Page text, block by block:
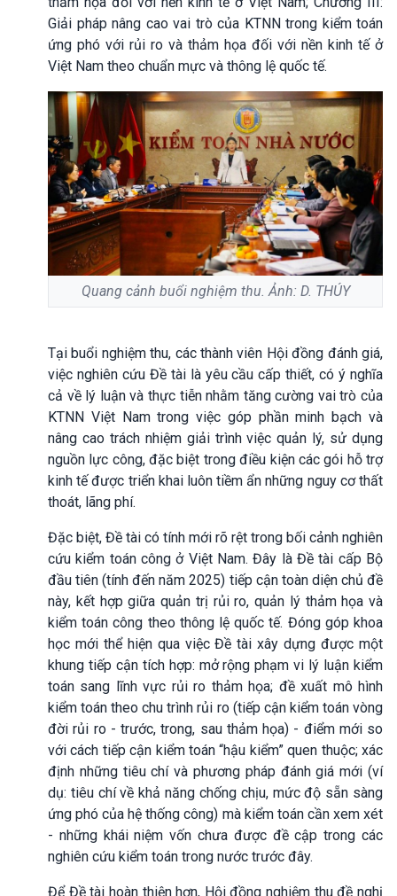
Giải pháp nâng cao vai trò của KTNN trong kiểm toán
ứng phó với rủi ro và thảm họa đối với nền kinh tế ở
Việt Nam theo chuẩn mực và thông lệ quốc tế.
Quang cảnh buổi nghiệm thu. Ảnh: D. THÚY
Tại buổi nghiệm thu, các thành viên Hội đồng đánh giá,
việc nghiên cứu Đề tài là yêu cầu cấp thiết, có ý nghĩa
cả về lý luận và thực tiễn nhằm tăng cường vai trò của
KTNN Việt Nam trong việc góp phần minh bạch và
nâng cao trách nhiệm giải trình việc quản lý, sử dụng
nguồn lực công, đặc biệt trong điều kiện các gói hỗ trợ
kinh tế được triển khai luôn tiềm ẩn những nguy cơ thất
thoát, lãng phí.
Đặc biệt, Đề tài có tính mới rõ rệt trong bối cảnh nghiên
cứu kiểm toán công ở Việt Nam. Đây là Đề tài cấp Bộ
đầu tiên (tính đến năm 2025) tiếp cận toàn diện chủ đề
này, kết hợp giữa quản trị rủi ro, quản lý thảm họa và
kiểm toán công theo thông lệ quốc tế. Đóng góp khoa
học mới thể hiện qua việc Đề tài xây dựng được một
khung tiếp cận tích hợp: mở rộng phạm vi lý luận kiểm
toán sang lĩnh vực rủi ro thảm họa; đề xuất mô hình
kiểm toán theo chu trình rủi ro (tiếp cận kiểm toán vòng
đời rủi ro - trước, trong, sau thảm họa) - điểm mới so
với cách tiếp cận kiểm toán “hậu kiểm” quen thuộc; xác
định những tiêu chí và phương pháp đánh giá mới (ví
dụ: tiêu chí về khả năng chống chịu, mức độ sẵn sàng
ứng phó của hệ thống công) mà kiểm toán cần xem xét
- những khái niệm vốn chưa được đề cập trong các
nghiên cứu kiểm toán trong nước trước đây.
Để Đề tài hoàn thiện hơn, Hội đồng nghiệm thu đề nghị